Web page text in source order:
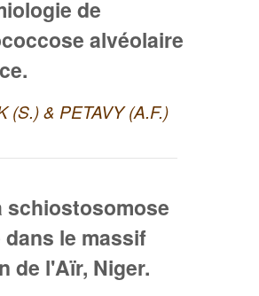
de
alvéolaire
(S.) & PETAVY (A.F.)
schiostosomose
le massif
de l'Aïr, Niger.